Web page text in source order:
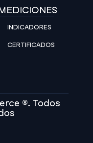
INDICADORES
CERTIFICADOS
®. Todos